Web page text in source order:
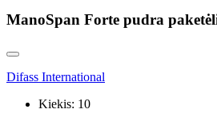
ManoSpan Forte pudra
Difass International
Kiekis: 10